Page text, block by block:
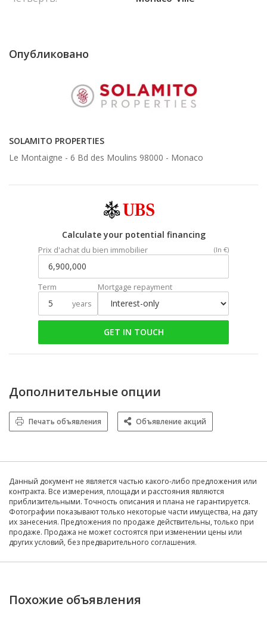
Опубликовано
SOLAMITO PROPERTIES
Le Montaigne - 6 Bd des Moulins 98000 - Monaco
Calculate your potential financing
Prix d'achat du bien immobilier (In €)
Term
years
Mortgage repayment
GET IN TOUCH
Дополнительные опции
Печать объявления Объявление акций
Данный документ не является частью какого-либо предложения или
контракта. Все измерения, площади и расстояния являются
приблизительными. Точность описания и плана не гарантируется.
Фотографии показывают только некоторые части имущества, на дату
их занесения. Предложения по продаже действительны, только при
продаже. Продажа не может состоятся при изменении цены или
других условий, без предварительного соглашения.
Похожие объявления